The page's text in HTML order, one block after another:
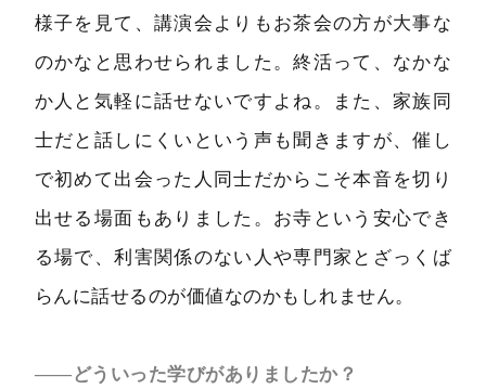
様子を見て、講演会よりもお茶会の方が大事な
のかなと思わせられました。終活って、なかな
か人と気軽に話せないですよね。また、家族同
士だと話しにくいという声も聞きますが、催し
で初めて出会った人同士だからこそ本音を切り
出せる場面もありました。お寺という安心でき
る場で、利害関係のない人や専門家とざっくば
らんに話せるのが価値なのかもしれません。
――どういった学びがありましたか？